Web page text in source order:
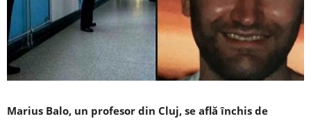
Marius Balo, un profesor din Cluj, se află închis de